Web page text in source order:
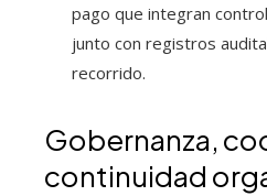
pago que integran
junto con registros
recorrido.
Gobernanza,
continuidad